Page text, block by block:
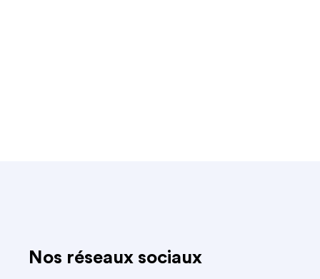
Nos réseaux sociaux